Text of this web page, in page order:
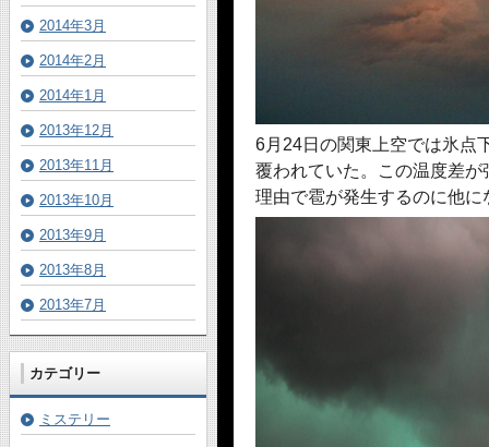
6月24日の関東上空では氷点
覆われていた。この温度差
理由で雹が発生するのに他
2014年3月
2014年2月
2014年1月
2013年12月
2013年11月
2013年10月
2013年9月
2013年8月
2013年7月
カテゴリー
ミステリー